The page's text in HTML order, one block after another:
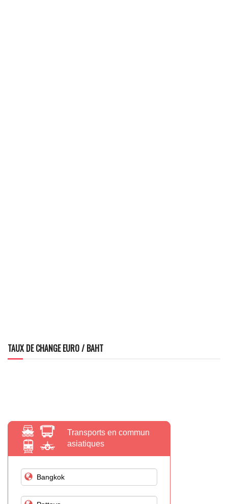
TAUX DE CHANGE EURO / BAHT
Transports en commun
asiatiques